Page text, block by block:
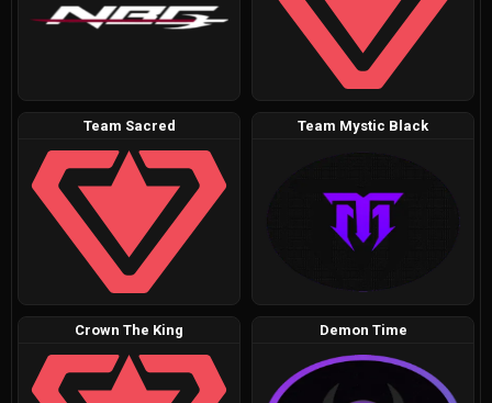
Team Sacred Team Mystic Black
Crown The King Demon Time